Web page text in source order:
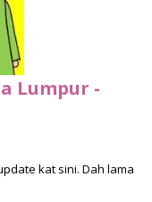
Lumpur -
kat sini. Dah lama